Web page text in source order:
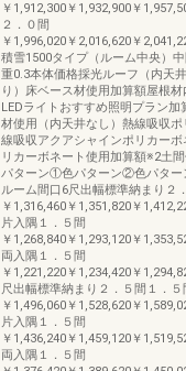
￥1,912,300￥1,932,900￥
２．０間
￥1,996,020￥2,016,620￥
積雪1500タイプ（ルーム中央）
重0.3本体価格採光ルーフ（内天
り）床ベース材使用加算額屋根
LEDライトおすすめ照明プラン
材使用（内天井なし）熱線吸収
線吸収アクアシャインポリカー
リカーボネート使用加算額※2土
パターン①色パターン②色パター
ルーム間口6尺出幅標準納まり２
￥1,316,460￥1,351,820￥
片入隅１．５間
￥1,268,840￥1,293,120￥
両入隅１．５間
￥1,221,220￥1,234,420￥
尺出幅標準納まり２．５間１．５
￥1,496,060￥1,528,620￥
片入隅１．５間
￥1,436,240￥1,459,120￥
両入隅１．５間